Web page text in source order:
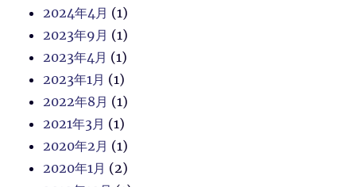
2024年4月 (1)
2023年9月 (1)
2023年4月 (1)
2023年1月 (1)
2022年8月 (1)
2021年3月 (1)
2020年2月 (1)
2020年1月 (2)